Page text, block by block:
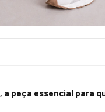
, a peça essencial para